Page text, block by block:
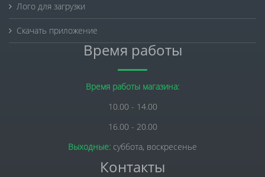
Лого для загрузки
Скачать приложение
Время работы
Время работы магазина:
10.00 - 14.00
16.00 - 20.00
Выходные: суббота, воскресенье
Контакты